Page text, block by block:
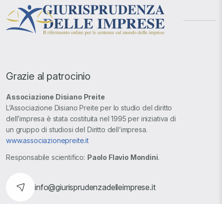
Grazie al patrocinio
Associazione Disiano Preite
L’Associazione Disiano Preite per lo studio del diritto
dell’impresa è stata costituita nel 1995 per iniziativa di
un gruppo di studiosi del Diritto dell’impresa.
www.associazionepreite.it
Responsabile scientifico: Paolo Flavio Mondini.
info@giurisprudenzadelleimprese.it